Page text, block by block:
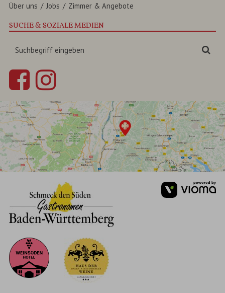
Über uns Jobs Zimmer & Angebote
SUCHE & SOZIALE MEDIEN